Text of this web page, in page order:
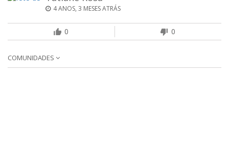
4 ANOS, 3 MESES ATRÁS
0 0
COMUNIDADES